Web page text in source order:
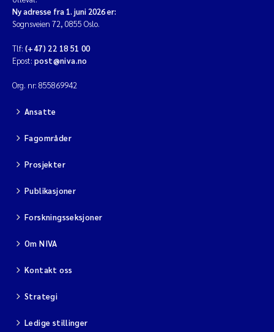
Ny adresse fra 1. juni 2026 er:
Sognsveien 72, 0855 Oslo.
Tlf: (+47) 22 18 51 00
Epost: post@niva.no
Org. nr: 855869942
Ansatte
Fagområder
Prosjekter
Publikasjoner
Forskningsseksjoner
Om NIVA
Kontakt oss
Strategi
Ledige stillinger